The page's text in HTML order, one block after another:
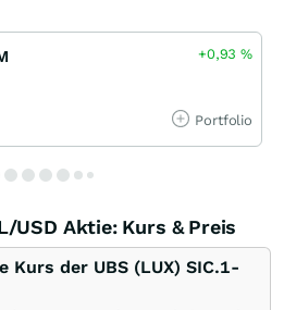
+0,93%
Portfolio
USD Aktie: Kurs & Preis
Kurs der UBS (LUX) SIC.1-